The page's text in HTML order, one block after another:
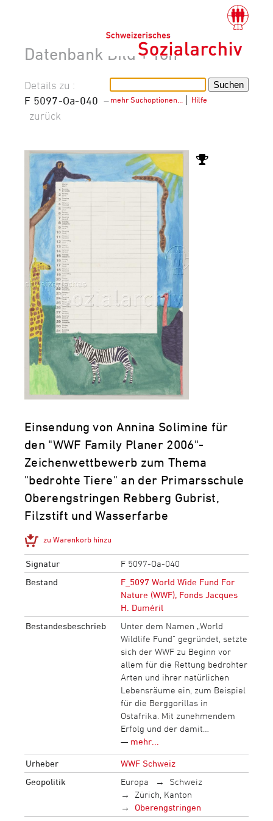
Datenbank Bild + Ton
mehr Suchoptionen… Hilfe
Details zu :
F 5097-Oa-040 –
zurück
Einsendung von Annina Solimine für
den "WWF Family Planer 2006"-
Zeichenwettbewerb zum Thema
"bedrohte Tiere" an der Primarsschule
Oberengstringen Rebberg Gubrist,
Filzstift und Wasserfarbe
zu Warenkorb hinzu
Signatur
F 5097-Oa-040
Bestand
F_5097 World Wide Fund For
Nature (WWF), Fonds Jacques
H. Duméril
Bestandesbeschrieb
Unter dem Namen „World
Wildlife Fund“ gegründet, setzte
sich der WWF zu Beginn vor
allem für die Rettung bedrohter
Arten und ihrer natürlichen
Lebensräume ein, zum Beispiel
für die Berggorillas in
Ostafrika. Mit zunehmendem
Erfolg und der damit…
— mehr...
Urheber
WWF Schweiz
Geopolitik
Europa
Schweiz
Zürich, Kanton
Oberengstringen